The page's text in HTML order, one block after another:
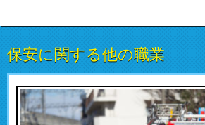
保安に関する他の職業